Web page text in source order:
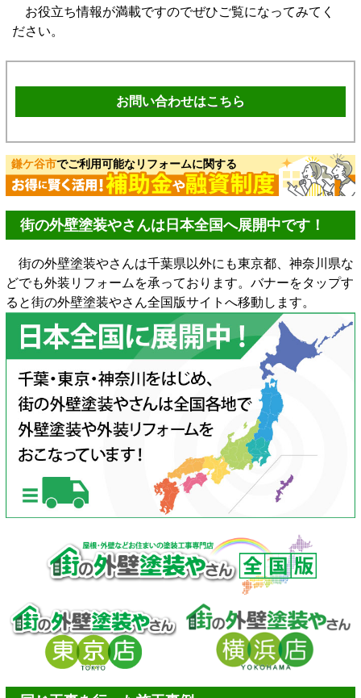
お役立ち情報が満載ですのでぜひご覧になってみてく
ださい。
お問い合わせはこちら
鎌ケ谷市でご利用可能なリフォームに関する
街の外壁塗装やさんは日本全国へ展開中です！
街の外壁塗装やさんは千葉県以外にも東京都、神奈川県な
どでも外装リフォームを承っております。バナーをタップす
ると街の外壁塗装やさん全国版サイトへ移動します。